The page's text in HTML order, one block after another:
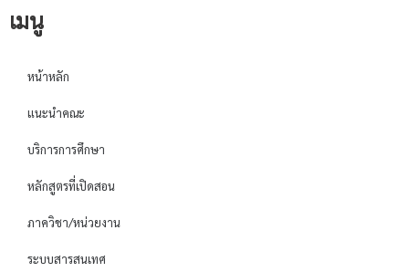
เมนู
หน้าหลัก
แนะนำคณะ
บริการการศึกษา
หลักสูตรที่เปิดสอน
ภาควิชา/หน่วยงาน
ระบบสารสนเทศ